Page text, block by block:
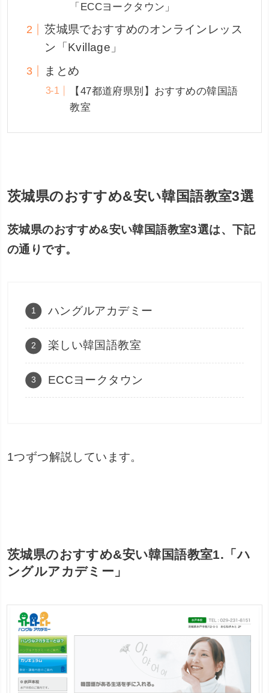
「ECCヨークタウン」
茨城県でおすすめのオンラインレッス
ン「Kvillage」
まとめ
【47都道府県別】おすすめの韓国語
教室
茨城県のおすすめ&安い韓国語教室3選
茨城県のおすすめ&安い韓国語教室3選は、下記
の通りです。
ハングルアカデミー
楽しい韓国語教室
ECCヨークタウン
1つずつ解説しています。
茨城県のおすすめ&安い韓国語教室1.「ハ
ングルアカデミー」